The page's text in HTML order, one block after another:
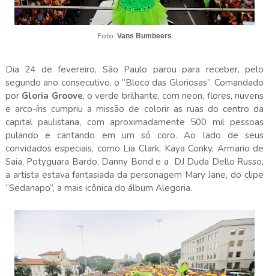
Foto: Vans Bumbeers
Dia 24 de fevereiro, São Paulo parou para receber, pelo
segundo ano consecutivo, o “Bloco das Gloriosas”. Comandado
por Gloria Groove, o verde brilhante, com neon, flores, nuvens
e arco-íris cumpriu a missão de colorir as ruas do centro da
capital paulistana, com aproximadamente 500 mil pessoas
pulando e cantando em um só coro. Ao lado de seus
convidados especiais, como Lia Clark, Kaya Conky, Armario de
Saia, Potyguara Bardo, Danny Bond e a DJ Duda Dello Russo,
a artista estava fantasiada da personagem Mary Jane, do clipe
“Sedanapo”, a mais icônica do álbum Alegoria.